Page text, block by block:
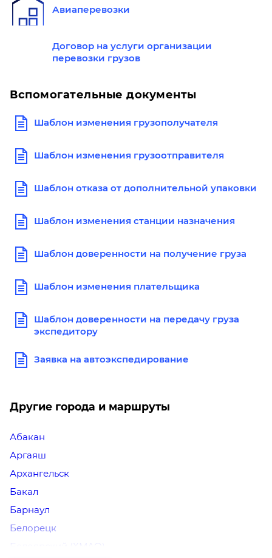
Авиаперевозки
Договор на услуги организации
перевозки грузов
Вспомогательные документы
Шаблон изменения грузополучателя
Шаблон изменения грузоотправителя
Шаблон отказа от дополнительной упаковки
Шаблон изменения станции назначения
Шаблон доверенности на получение груза
Шаблон изменения плательщика
Шаблон доверенности на передачу груза
экспедитору
Заявка на автоэкспедирование
Другие города и маршруты
Абакан
Аргаяш
Архангельск
Бакал
Барнаул
Белорецк
Белоярский (ХМАО)